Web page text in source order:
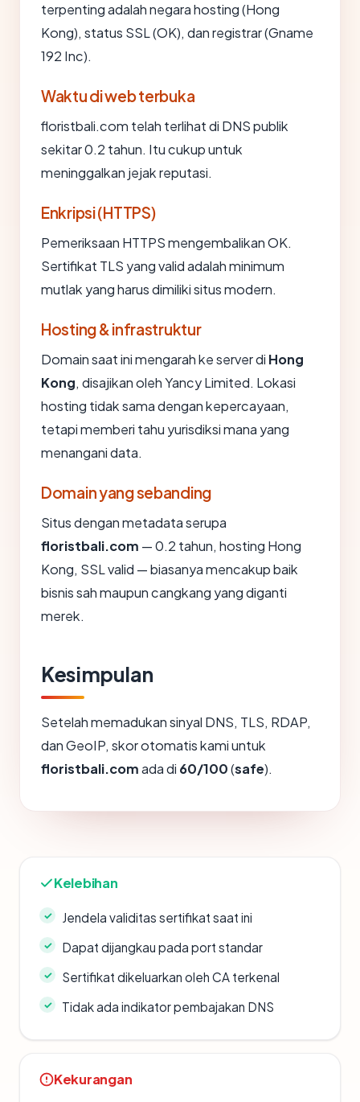
terpenting adalah negara hosting (Hong
Kong), status SSL (OK), dan registrar (Gname
192 Inc).
Waktu di web terbuka
floristbali.com telah terlihat di DNS publik
sekitar 0.2 tahun. Itu cukup untuk
meninggalkan jejak reputasi.
Enkripsi (HTTPS)
Pemeriksaan HTTPS mengembalikan OK.
Sertifikat TLS yang valid adalah minimum
mutlak yang harus dimiliki situs modern.
Hosting & infrastruktur
Domain saat ini mengarah ke server di Hong
Kong, disajikan oleh Yancy Limited. Lokasi
hosting tidak sama dengan kepercayaan,
tetapi memberi tahu yurisdiksi mana yang
menangani data.
Domain yang sebanding
Situs dengan metadata serupa
floristbali.com — 0.2 tahun, hosting Hong
Kong, SSL valid — biasanya mencakup baik
bisnis sah maupun cangkang yang diganti
merek.
Kesimpulan
Setelah memadukan sinyal DNS, TLS, RDAP,
dan GeoIP, skor otomatis kami untuk
floristbali.comada di 60/100(safe).
Kelebihan
Jendela validitas sertifikat saat ini
Dapat dijangkau pada port standar
Sertifikat dikeluarkan oleh CA terkenal
Tidak ada indikator pembajakan DNS
Kekurangan